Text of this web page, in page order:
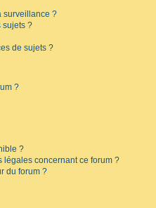
surveillance ?
sujets ?
de sujets ?
?
?
légales concernant ce forum ?
du forum ?